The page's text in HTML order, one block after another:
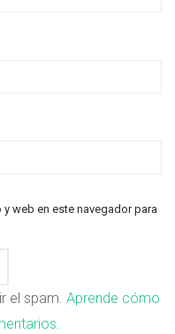
web en este navegador para
el spam. Aprende cómo